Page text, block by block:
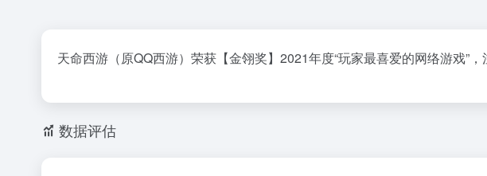
天命西游（原QQ西游）荣获【金翎奖】2021年度“玩家最喜爱的网络游戏”，
数据评估